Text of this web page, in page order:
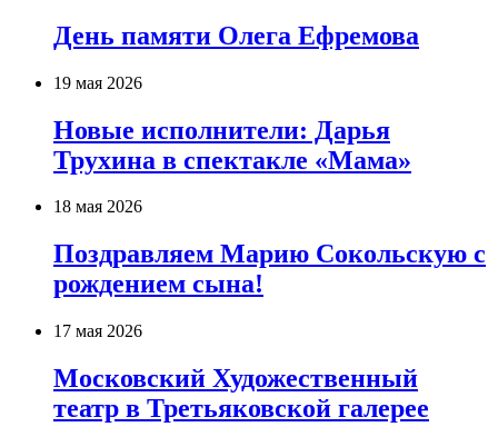
День памяти Олега Ефремова
19 мая 2026
Новые исполнители: Дарья
Трухина в спектакле «Мама»
18 мая 2026
Поздравляем Марию Сокольскую с
рождением сына!
17 мая 2026
Московский Художественный
театр в Третьяковской галерее